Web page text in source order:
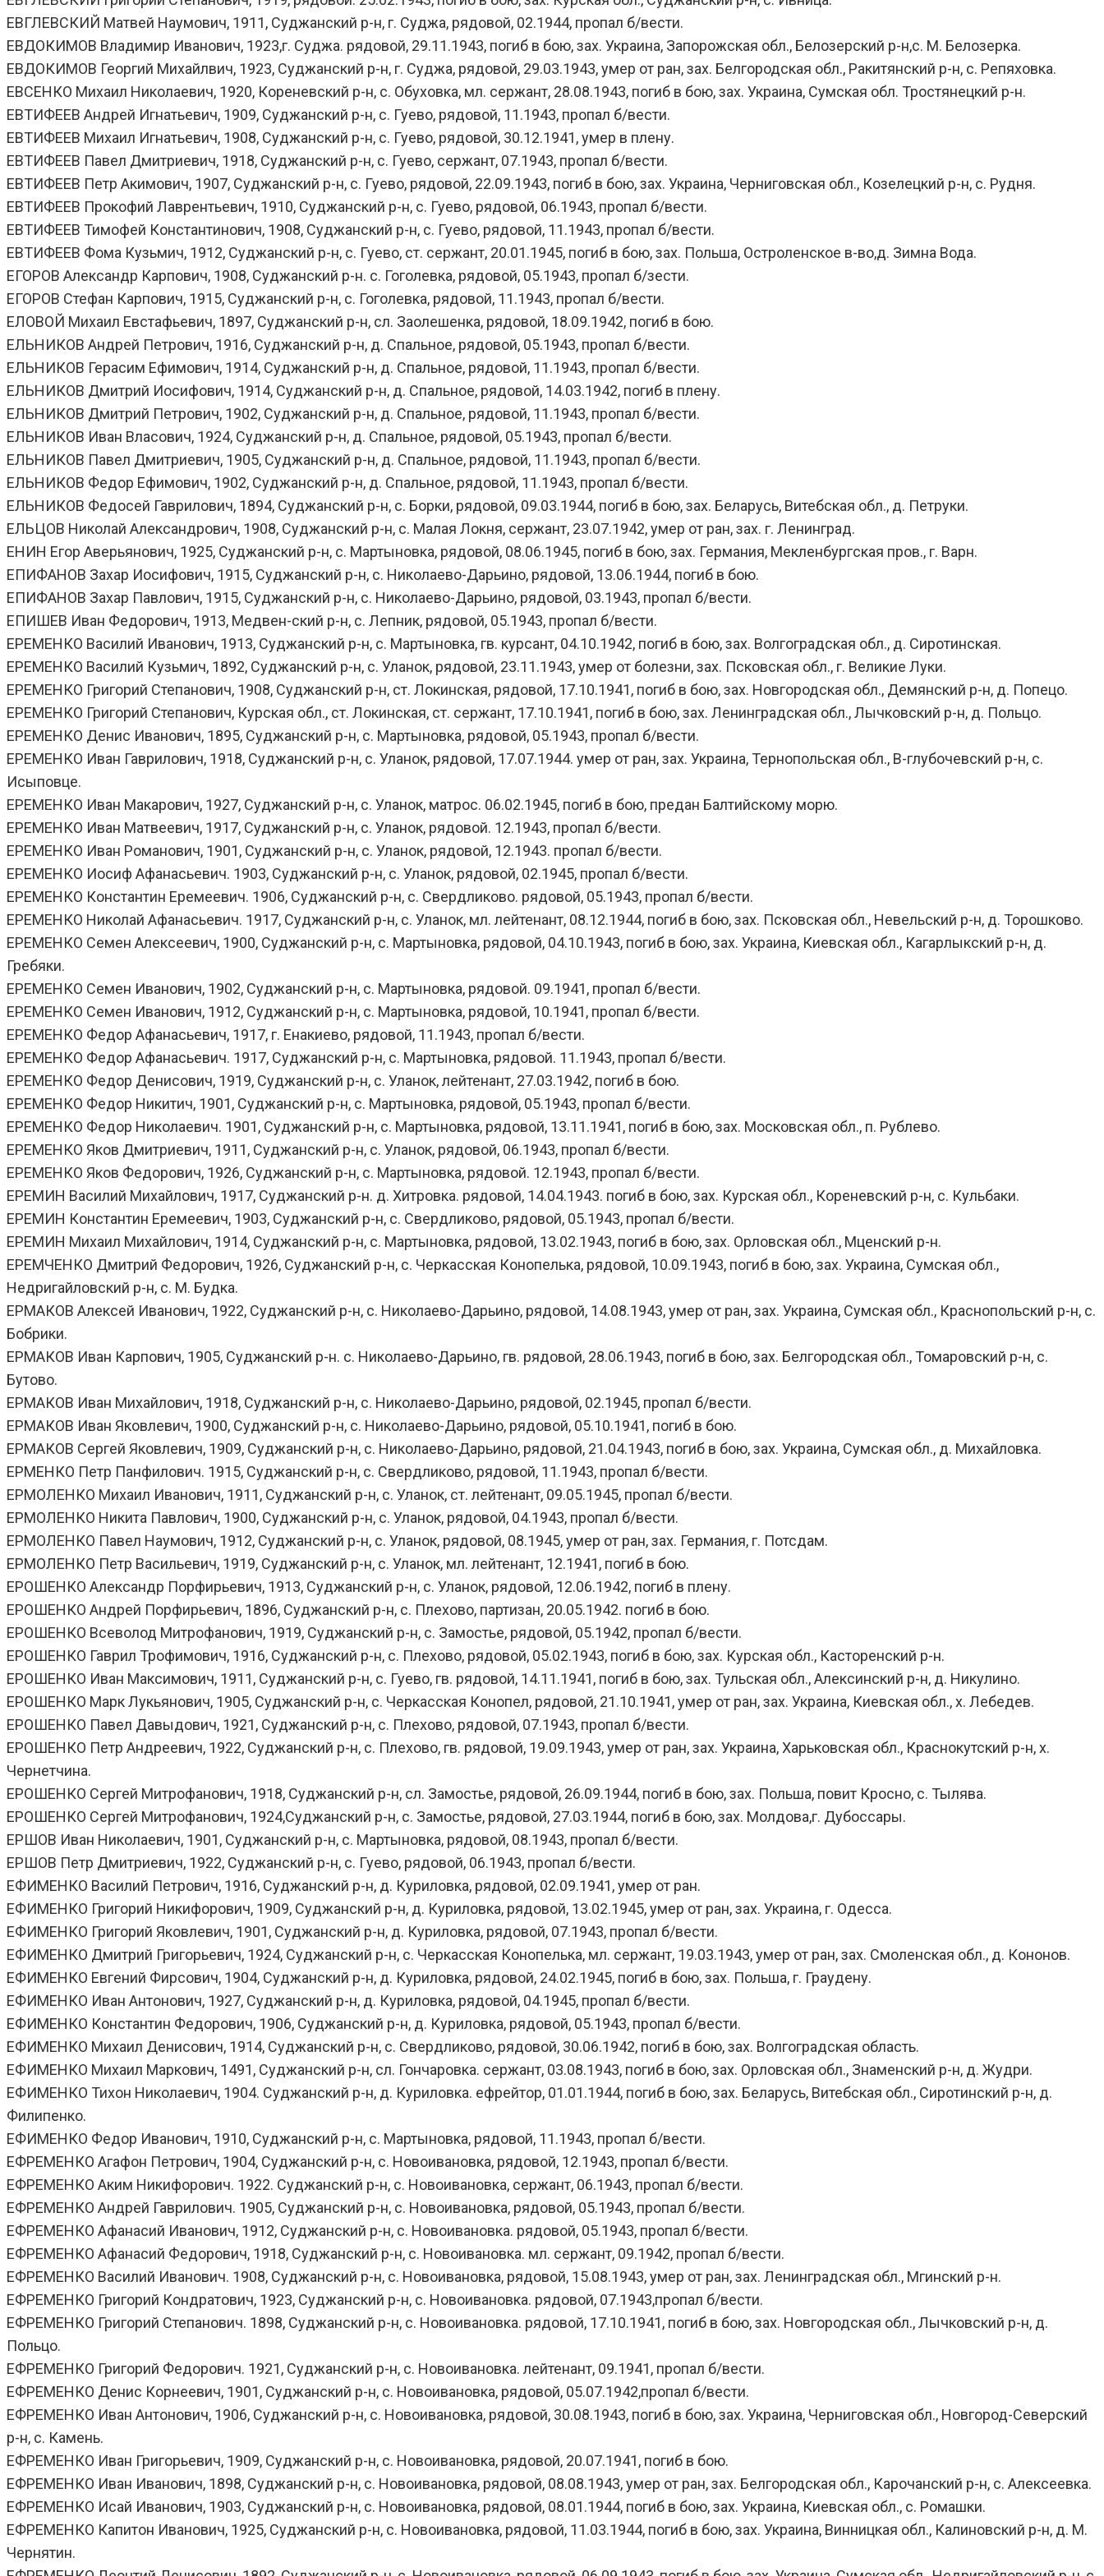
ЕВГЛЕВСКИЙ Матвей Наумович, 1911, Суджанский р-н, г. Суджа, рядовой, 02.1944, пропал б/вести.
ЕВДОКИМОВ Владимир Иванович, 1923,г. Суджа. рядовой, 29.11.1943, погиб в бою, зах. Украина, Запорожская обл., Белозерский р-н,с. М. Белозерка.
ЕВДОКИМОВ Георгий Михайлвич, 1923, Суджанский р-н, г. Суджа, рядовой, 29.03.1943, умер от ран, зах. Белгородская обл., Ракитянский р-н, с. Репяховка.
ЕВСЕНКО Михаил Николаевич, 1920, Кореневский р-н, с. Обуховка, мл. сержант, 28.08.1943, погиб в бою, зах. Украина, Сумская обл. Тростянецкий р-н.
ЕВТИФЕЕВ Андрей Игнатьевич, 1909, Суджанский р-н, с. Гуево, рядовой, 11.1943, пропал б/вести.
ЕВТИФЕЕВ Михаил Игнатьевич, 1908, Суджанский р-н, с. Гуево, рядовой, 30.12.1941, умер в плену.
ЕВТИФЕЕВ Павел Дмитриевич, 1918, Суджанский р-н, с. Гуево, сержант, 07.1943, пропал б/вести.
ЕВТИФЕЕВ Петр Акимович, 1907, Суджанский р-н, с. Гуево, рядовой, 22.09.1943, погиб в бою, зах. Украина, Черниговская обл., Козелецкий р-н, с. Рудня.
ЕВТИФЕЕВ Прокофий Лаврентьевич, 1910, Суджанский р-н, с. Гуево, рядовой, 06.1943, пропал б/вести.
ЕВТИФЕЕВ Тимофей Константинович, 1908, Суджанский р-н, с. Гуево, рядовой, 11.1943, пропал б/вести.
ЕВТИФЕЕВ Фома Кузьмич, 1912, Суджанский р-н, с. Гуево, ст. сержант, 20.01.1945, погиб в бою, зах. Польша, Остроленское в-во,д. Зимна Вода.
ЕГОРОВ Александр Карпович, 1908, Суджанский р-н. с. Гоголевка, рядовой, 05.1943, пропал б/зести.
ЕГОРОВ Стефан Карпович, 1915, Суджанский р-н, с. Гоголевка, рядовой, 11.1943, пропал б/вести.
ЕЛОВОЙ Михаил Евстафьевич, 1897, Суджанский р-н, сл. Заолешенка, рядовой, 18.09.1942, погиб в бою.
ЕЛЬНИКОВ Андрей Петрович, 1916, Суджанский р-н, д. Спальное, рядовой, 05.1943, пропал б/вести.
ЕЛЬНИКОВ Герасим Ефимович, 1914, Суджанский р-н, д. Спальное, рядовой, 11.1943, пропал б/вести.
ЕЛЬНИКОВ Дмитрий Иосифович, 1914, Суджанский р-н, д. Спальное, рядовой, 14.03.1942, погиб в плену.
ЕЛЬНИКОВ Дмитрий Петрович, 1902, Суджанский р-н, д. Спальное, рядовой, 11.1943, пропал б/вести.
ЕЛЬНИКОВ Иван Власович, 1924, Суджанский р-н, д. Спальное, рядовой, 05.1943, пропал б/вести.
ЕЛЬНИКОВ Павел Дмитриевич, 1905, Суджанский р-н, д. Спальное, рядовой, 11.1943, пропал б/вести.
ЕЛЬНИКОВ Федор Ефимович, 1902, Суджанский р-н, д. Спальное, рядовой, 11.1943, пропал б/вести.
ЕЛЬНИКОВ Федосей Гаврилович, 1894, Суджанский р-н, с. Борки, рядовой, 09.03.1944, погиб в бою, зах. Беларусь, Витебская обл., д. Петруки.
ЕЛЬЦОВ Николай Александрович, 1908, Суджанский р-н, с. Малая Локня, сержант, 23.07.1942, умер от ран, зах. г. Ленинград.
ЕНИН Егор Аверьянович, 1925, Суджанский р-н, с. Мартыновка, рядовой, 08.06.1945, погиб в бою, зах. Германия, Мекленбургская пров., г. Варн.
ЕПИФАНОВ Захар Иосифович, 1915, Суджанский р-н, с. Николаево-Дарьино, рядовой, 13.06.1944, погиб в бою.
ЕПИФАНОВ Захар Павлович, 1915, Суджанский р-н, с. Николаево-Дарьино, рядовой, 03.1943, пропал б/вести.
ЕПИШЕВ Иван Федорович, 1913, Медвен-ский р-н, с. Лепник, рядовой, 05.1943, пропал б/вести.
ЕРЕМЕНКО Василий Иванович, 1913, Суджанский р-н, с. Мартыновка, гв. курсант, 04.10.1942, погиб в бою, зах. Волгоградская обл., д. Сиротинская.
ЕРЕМЕНКО Василий Кузьмич, 1892, Суджанский р-н, с. Уланок, рядовой, 23.11.1943, умер от болезни, зах. Псковская обл., г. Великие Луки.
ЕРЕМЕНКО Григорий Степанович, 1908, Суджанский р-н, ст. Локинская, рядовой, 17.10.1941, погиб в бою, зах. Новгородская обл., Демянский р-н, д. Попецо.
ЕРЕМЕНКО Григорий Степанович, Курская обл., ст. Локинская, ст. сержант, 17.10.1941, погиб в бою, зах. Ленинградская обл., Лычковский р-н, д. Польцо.
ЕРЕМЕНКО Денис Иванович, 1895, Суджанский р-н, с. Мартыновка, рядовой, 05.1943, пропал б/вести.
ЕРЕМЕНКО Иван Гаврилович, 1918, Суджанский р-н, с. Уланок, рядовой, 17.07.1944. умер от ран, зах. Украина, Тернопольская обл., В-глубочевский р-н, с.
Исыповце.
ЕРЕМЕНКО Иван Макарович, 1927, Суджанский р-н, с. Уланок, матрос. 06.02.1945, погиб в бою, предан Балтийскому морю.
ЕРЕМЕНКО Иван Матвеевич, 1917, Суджанский р-н, с. Уланок, рядовой. 12.1943, пропал б/вести.
ЕРЕМЕНКО Иван Романович, 1901, Суджанский р-н, с. Уланок, рядовой, 12.1943. пропал б/вести.
ЕРЕМЕНКО Иосиф Афанасьевич. 1903, Суджанский р-н, с. Уланок, рядовой, 02.1945, пропал б/вести.
ЕРЕМЕНКО Константин Еремеевич. 1906, Суджанский р-н, с. Свердликово. рядовой, 05.1943, пропал б/вести.
ЕРЕМЕНКО Николай Афанасьевич. 1917, Суджанский р-н, с. Уланок, мл. лейтенант, 08.12.1944, погиб в бою, зах. Псковская обл., Невельский р-н, д. Торошково.
ЕРЕМЕНКО Семен Алексеевич, 1900, Суджанский р-н, с. Мартыновка, рядовой, 04.10.1943, погиб в бою, зах. Украина, Киевская обл., Кагарлыкский р-н, д.
Гребяки.
ЕРЕМЕНКО Семен Иванович, 1902, Суджанский р-н, с. Мартыновка, рядовой. 09.1941, пропал б/вести.
ЕРЕМЕНКО Семен Иванович, 1912, Суджанский р-н, с. Мартыновка, рядовой, 10.1941, пропал б/вести.
ЕРЕМЕНКО Федор Афанасьевич, 1917, г. Енакиево, рядовой, 11.1943, пропал б/вести.
ЕРЕМЕНКО Федор Афанасьевич. 1917, Суджанский р-н, с. Мартыновка, рядовой. 11.1943, пропал б/вести.
ЕРЕМЕНКО Федор Денисович, 1919, Суджанский р-н, с. Уланок, лейтенант, 27.03.1942, погиб в бою.
ЕРЕМЕНКО Федор Никитич, 1901, Суджанский р-н, с. Мартыновка, рядовой, 05.1943, пропал б/вести.
ЕРЕМЕНКО Федор Николаевич. 1901, Суджанский р-н, с. Мартыновка, рядовой, 13.11.1941, погиб в бою, зах. Московская обл., п. Рублево.
ЕРЕМЕНКО Яков Дмитриевич, 1911, Суджанский р-н, с. Уланок, рядовой, 06.1943, пропал б/вести.
ЕРЕМЕНКО Яков Федорович, 1926, Суджанский р-н, с. Мартыновка, рядовой. 12.1943, пропал б/вести.
ЕРЕМИН Василий Михайлович, 1917, Суджанский р-н. д. Хитровка. рядовой, 14.04.1943. погиб в бою, зах. Курская обл., Кореневский р-н, с. Кульбаки.
ЕРЕМИН Константин Еремеевич, 1903, Суджанский р-н, с. Свердликово, рядовой, 05.1943, пропал б/вести.
ЕРЕМИН Михаил Михайлович, 1914, Суджанский р-н, с. Мартыновка, рядовой, 13.02.1943, погиб в бою, зах. Орловская обл., Мценский р-н.
ЕРЕМЧЕНКО Дмитрий Федорович, 1926, Суджанский р-н, с. Черкасская Конопелька, рядовой, 10.09.1943, погиб в бою, зах. Украина, Сумская обл.,
Недригайловский р-н, с. М. Будка.
ЕРМАКОВ Алексей Иванович, 1922, Суджанский р-н, с. Николаево-Дарьино, рядовой, 14.08.1943, умер от ран, зах. Украина, Сумская обл., Краснопольский р-н, с.
Бобрики.
ЕРМАКОВ Иван Карпович, 1905, Суджанский р-н. с. Николаево-Дарьино, гв. рядовой, 28.06.1943, погиб в бою, зах. Белгородская обл., Томаровский р-н, с.
Бутово.
ЕРМАКОВ Иван Михайлович, 1918, Суджанский р-н, с. Николаево-Дарьино, рядовой, 02.1945, пропал б/вести.
ЕРМАКОВ Иван Яковлевич, 1900, Суджанский р-н, с. Николаево-Дарьино, рядовой, 05.10.1941, погиб в бою.
ЕРМАКОВ Сергей Яковлевич, 1909, Суджанский р-н, с. Николаево-Дарьино, рядовой, 21.04.1943, погиб в бою, зах. Украина, Сумская обл., д. Михайловка.
ЕРМЕНКО Петр Панфилович. 1915, Суджанский р-н, с. Свердликово, рядовой, 11.1943, пропал б/вести.
ЕРМОЛЕНКО Михаил Иванович, 1911, Суджанский р-н, с. Уланок, ст. лейтенант, 09.05.1945, пропал б/вести.
ЕРМОЛЕНКО Никита Павлович, 1900, Суджанский р-н, с. Уланок, рядовой, 04.1943, пропал б/вести.
ЕРМОЛЕНКО Павел Наумович, 1912, Суджанский р-н, с. Уланок, рядовой, 08.1945, умер от ран, зах. Германия, г. Потсдам.
ЕРМОЛЕНКО Петр Васильевич, 1919, Суджанский р-н, с. Уланок, мл. лейтенант, 12.1941, погиб в бою.
ЕРОШЕНКО Александр Порфирьевич, 1913, Суджанский р-н, с. Уланок, рядовой, 12.06.1942, погиб в плену.
ЕРОШЕНКО Андрей Порфирьевич, 1896, Суджанский р-н, с. Плехово, партизан, 20.05.1942. погиб в бою.
ЕРОШЕНКО Всеволод Митрофанович, 1919, Суджанский р-н, с. Замостье, рядовой, 05.1942, пропал б/вести.
ЕРОШЕНКО Гаврил Трофимович, 1916, Суджанский р-н, с. Плехово, рядовой, 05.02.1943, погиб в бою, зах. Курская обл., Касторенский р-н.
ЕРОШЕНКО Иван Максимович, 1911, Суджанский р-н, с. Гуево, гв. рядовой, 14.11.1941, погиб в бою, зах. Тульская обл., Алексинский р-н, д. Никулино.
ЕРОШЕНКО Марк Лукьянович, 1905, Суджанский р-н, с. Черкасская Конопел, рядовой, 21.10.1941, умер от ран, зах. Украина, Киевская обл., х. Лебедев.
ЕРОШЕНКО Павел Давыдович, 1921, Суджанский р-н, с. Плехово, рядовой, 07.1943, пропал б/вести.
ЕРОШЕНКО Петр Андреевич, 1922, Суджанский р-н, с. Плехово, гв. рядовой, 19.09.1943, умер от ран, зах. Украина, Харьковская обл., Краснокутский р-н, х.
Чернетчина.
ЕРОШЕНКО Сергей Митрофанович, 1918, Суджанский р-н, сл. Замостье, рядовой, 26.09.1944, погиб в бою, зах. Польша, повит Кросно, с. Тылява.
ЕРОШЕНКО Сергей Митрофанович, 1924,Суджанский р-н, с. Замостье, рядовой, 27.03.1944, погиб в бою, зах. Молдова,г. Дубоссары.
ЕРШОВ Иван Николаевич, 1901, Суджанский р-н, с. Мартыновка, рядовой, 08.1943, пропал б/вести.
ЕРШОВ Петр Дмитриевич, 1922, Суджанский р-н, с. Гуево, рядовой, 06.1943, пропал б/вести.
ЕФИМЕНКО Василий Петрович, 1916, Суджанский р-н, д. Куриловка, рядовой, 02.09.1941, умер от ран.
ЕФИМЕНКО Григорий Никифорович, 1909, Суджанский р-н, д. Куриловка, рядовой, 13.02.1945, умер от ран, зах. Украина, г. Одесса.
ЕФИМЕНКО Григорий Яковлевич, 1901, Суджанский р-н, д. Куриловка, рядовой, 07.1943, пропал б/вести.
ЕФИМЕНКО Дмитрий Григорьевич, 1924, Суджанский р-н, с. Черкасская Конопелька, мл. сержант, 19.03.1943, умер от ран, зах. Смоленская обл., д. Кононов.
ЕФИМЕНКО Евгений Фирсович, 1904, Суджанский р-н, д. Куриловка, рядовой, 24.02.1945, погиб в бою, зах. Польша, г. Граудену.
ЕФИМЕНКО Иван Антонович, 1927, Суджанский р-н, д. Куриловка, рядовой, 04.1945, пропал б/вести.
ЕФИМЕНКО Константин Федорович, 1906, Суджанский р-н, д. Куриловка, рядовой, 05.1943, пропал б/вести.
ЕФИМЕНКО Михаил Денисович, 1914, Суджанский р-н, с. Свердликово, рядовой, 30.06.1942, погиб в бою, зах. Волгоградская область.
ЕФИМЕНКО Михаил Маркович, 1491, Суджанский р-н, сл. Гончаровка. сержант, 03.08.1943, погиб в бою, зах. Орловская обл., Знаменский р-н, д. Жудри.
ЕФИМЕНКО Тихон Николаевич, 1904. Суджанский р-н, д. Куриловка. ефрейтор, 01.01.1944, погиб в бою, зах. Беларусь, Витебская обл., Сиротинский р-н, д.
Филипенко.
ЕФИМЕНКО Федор Иванович, 1910, Суджанский р-н, с. Мартыновка, рядовой, 11.1943, пропал б/вести.
ЕФРЕМЕНКО Агафон Петрович, 1904, Суджанский р-н, с. Новоивановка, рядовой, 12.1943, пропал б/вести.
ЕФРЕМЕНКО Аким Никифорович. 1922. Суджанский р-н, с. Новоивановка, сержант, 06.1943, пропал б/вести.
ЕФРЕМЕНКО Андрей Гаврилович. 1905, Суджанский р-н, с. Новоивановка, рядовой, 05.1943, пропал б/вести.
ЕФРЕМЕНКО Афанасий Иванович, 1912, Суджанский р-н, с. Новоивановка. рядовой, 05.1943, пропал б/вести.
ЕФРЕМЕНКО Афанасий Федорович, 1918, Суджанский р-н, с. Новоивановка. мл. сержант, 09.1942, пропал б/вести.
ЕФРЕМЕНКО Василий Иванович. 1908, Суджанский р-н, с. Новоивановка, рядовой, 15.08.1943, умер от ран, зах. Ленинградская обл., Мгинский р-н.
ЕФРЕМЕНКО Григорий Кондратович, 1923, Суджанский р-н, с. Новоивановка. рядовой, 07.1943,пропал б/вести.
ЕФРЕМЕНКО Григорий Степанович. 1898, Суджанский р-н, с. Новоивановка. рядовой, 17.10.1941, погиб в бою, зах. Новгородская обл., Лычковский р-н, д.
Польцо.
ЕФРЕМЕНКО Григорий Федорович. 1921, Суджанский р-н, с. Новоивановка. лейтенант, 09.1941, пропал б/вести.
ЕФРЕМЕНКО Денис Корнеевич, 1901, Суджанский р-н, с. Новоивановка, рядовой, 05.07.1942,пропал б/вести.
ЕФРЕМЕНКО Иван Антонович, 1906, Суджанский р-н, с. Новоивановка, рядовой, 30.08.1943, погиб в бою, зах. Украина, Черниговская обл., Новгород-Северский
р-н, с. Камень.
ЕФРЕМЕНКО Иван Григорьевич, 1909, Суджанский р-н, с. Новоивановка, рядовой, 20.07.1941, погиб в бою.
ЕФРЕМЕНКО Иван Иванович, 1898, Суджанский р-н, с. Новоивановка, рядовой, 08.08.1943, умер от ран, зах. Белгородская обл., Карочанский р-н, с. Алексеевка.
ЕФРЕМЕНКО Исай Иванович, 1903, Суджанский р-н, с. Новоивановка, рядовой, 08.01.1944, погиб в бою, зах. Украина, Киевская обл., с. Ромашки.
ЕФРЕМЕНКО Капитон Иванович, 1925, Суджанский р-н, с. Новоивановка, рядовой, 11.03.1944, погиб в бою, зах. Украина, Винницкая обл., Калиновский р-н, д. М.
Чернятин.